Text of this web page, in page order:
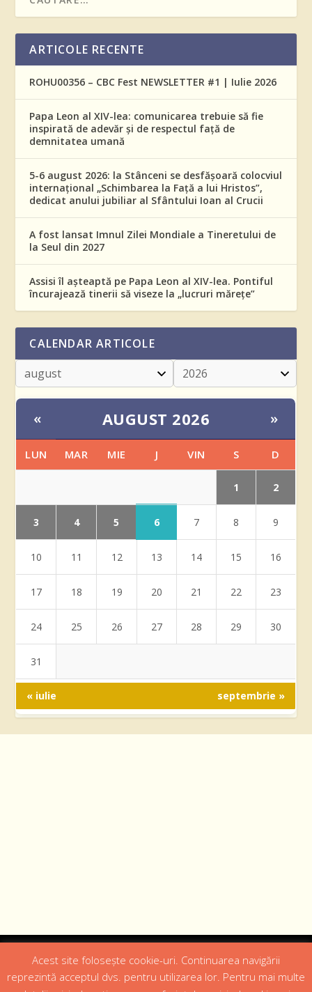
ARTICOLE RECENTE
ROHU00356 – CBC Fest NEWSLETTER #1 | Iulie 2026
Papa Leon al XIV-lea: comunicarea trebuie să fie
inspirată de adevăr și de respectul față de
demnitatea umană
5-6 august 2026: la Stânceni se desfășoară colocviul
internațional „Schimbarea la Față a lui Hristos”,
dedicat anului jubiliar al Sfântului Ioan al Crucii
A fost lansat Imnul Zilei Mondiale a Tineretului de
la Seul din 2027
Assisi îl așteaptă pe Papa Leon al XIV-lea. Pontiful
încurajează tinerii să viseze la „lucruri mărețe”
CALENDAR ARTICOLE
« AUGUST 2026 »
LUN MAR MIE J VIN S D
1 2
3 4 5 6 7 8 9
10 11 12 13 14 15 16
17 18 19 20 21 22 23
24 25 26 27 28 29 30
31
« iulie septembrie »
Acest site folosește cookie-uri. Continuarea navigării
reprezintă acceptul dvs. pentru utilizarea lor. Pentru mai multe